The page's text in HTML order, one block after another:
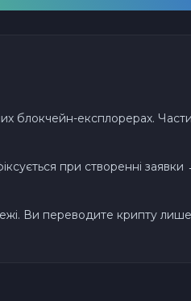
блокчейн-експлорерах.
при створенні
Ви переводите крипту лише